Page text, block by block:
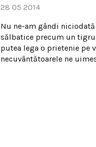
28 05 2014
Nu ne-am gândi
sălbatice precum un
putea lega o prietenie pe
necuvântătoarele ne